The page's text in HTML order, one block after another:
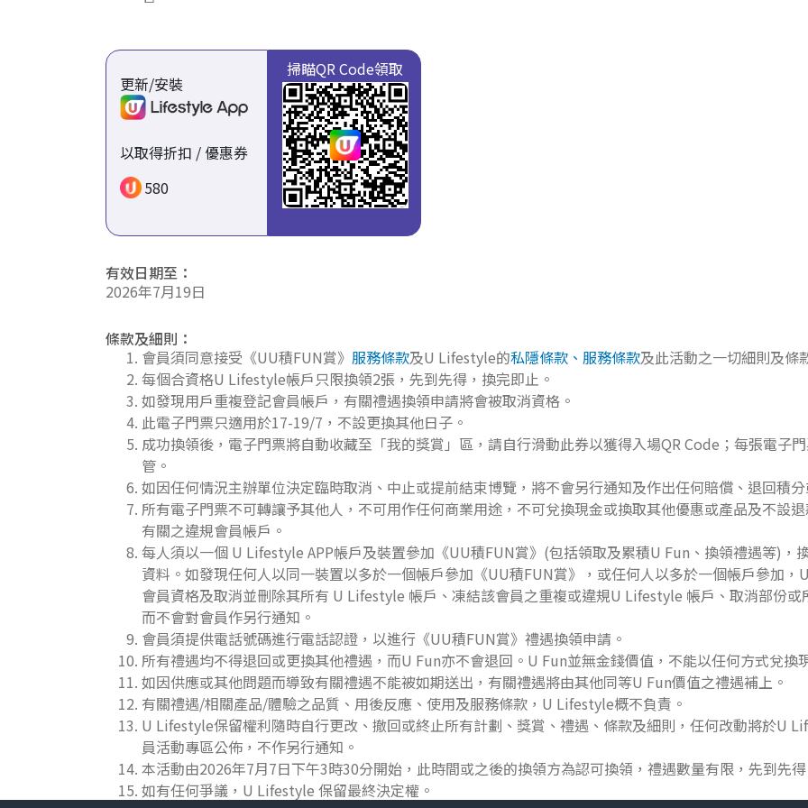
更新/安裝
以取得折扣 / 優惠券
580
掃瞄QR Code領取
有效日期至：
2026年7月19日
條款及細則：
會員須同意接受《UU積FUN賞》 服務條款及U Lifestyle的私隱條款、服務條款及此活動之一切細則及條
每個合資格U Lifestyle帳戶只限換領2張，先到先得，換完即止。
如發現用戶重複登記會員帳戶，有關禮遇換領申請將會被取消資格。
此電子門票只適用於17-19/7，不設更換其他日子。
成功換領後，電子門票將自動收藏至「我的獎賞」區，請自行滑動此券以獲得入場QR Code；每張電子
管。
如因任何情況主辦單位決定臨時取消、中止或提前結束博覽，將不會另行通知及作出任何賠償、退回積
所有電子門票不可轉讓予其他人，不可用作任何商業用途，不可兌換現金或換取其他優惠或產品及不設
有關之違規會員帳戶。
每人須以一個 U Lifestyle APP帳戶及裝置參加《UU積FUN賞》(包括領取及累積U Fun、換領禮遇等)，
資料。如發現任何人以同一裝置以多於一個帳戶參加《UU積FUN賞》，或任何人以多於一個帳戶參加
會員資格及取消並刪除其所有 U Lifestyle 帳戶、凍結該會員之重複或違規U Lifestyle 帳戶、取消部份
而不會對會員作另行通知。
會員須提供電話號碼進行電話認證，以進行《UU積FUN賞》禮遇換領申請。
所有禮遇均不得退回或更換其他禮遇，而U Fun亦不會退回。U Fun並無金錢價值，不能以任何方式兌換
如因供應或其他問題而導致有關禮遇不能被如期送出，有關禮遇將由其他同等U Fun價值之禮遇補上。
有關禮遇/相關產品/體驗之品質、用後反應、使用及服務條款，U Lifestyle概不負責。
U Lifestyle保留權利隨時自行更改、撤回或終止所有計劃、獎賞、禮遇、條款及細則，任何改動將於U
員活動專區公佈，不作另行通知。
本活動由2026年7月7日下午3時30分開始，此時間或之後的換領方為認可換領，禮遇數量有限，先到先
如有任何爭議，U Lifestyle 保留最終決定權。